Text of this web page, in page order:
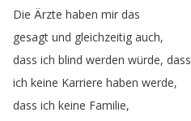
Die Ärzte haben mir das
gesagt und gleichzeitig auch,
dass ich blind werden würde, dass
ich keine Karriere haben werde,
dass ich keine Familie,